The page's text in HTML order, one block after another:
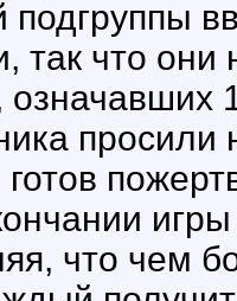
подгруппы
так что
просили
что чем